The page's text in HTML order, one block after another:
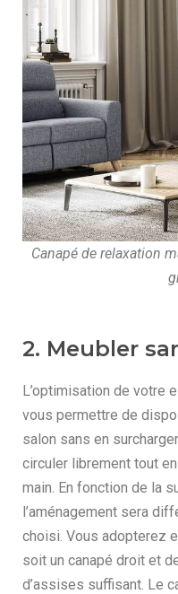
Canapé de relaxation
2. Meubler
L’optimisation de votre
vous permettre de
salon sans en
circuler librement tout
main. En fonction de la
l’aménagement sera
choisi. Vous adopterez
soit un canapé droit et
d’assises suffisant. Le